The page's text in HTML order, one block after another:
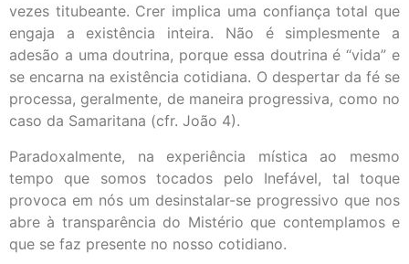
vezes titubeante. Crer implica uma confiança total que
engaja a existência inteira. Não é simplesmente a
adesão a uma doutrina, porque essa doutrina é “vida” e
se encarna na existência cotidiana. O despertar da fé se
processa, geralmente, de maneira progressiva, como no
caso da Samaritana (cfr. João 4).
Paradoxalmente, na experiência mística ao mesmo
tempo que somos tocados pelo Inefável, tal toque
provoca em nós um desinstalar-se progressivo que nos
abre à transparência do Mistério que contemplamos e
que se faz presente no nosso cotidiano.